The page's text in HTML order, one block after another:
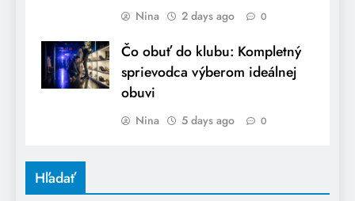
Nina 2 days ago 0
Čo obuť do klubu: Kompletný
sprievodca výberom ideálnej
obuvi
Nina 5 days ago 0
Hľadať